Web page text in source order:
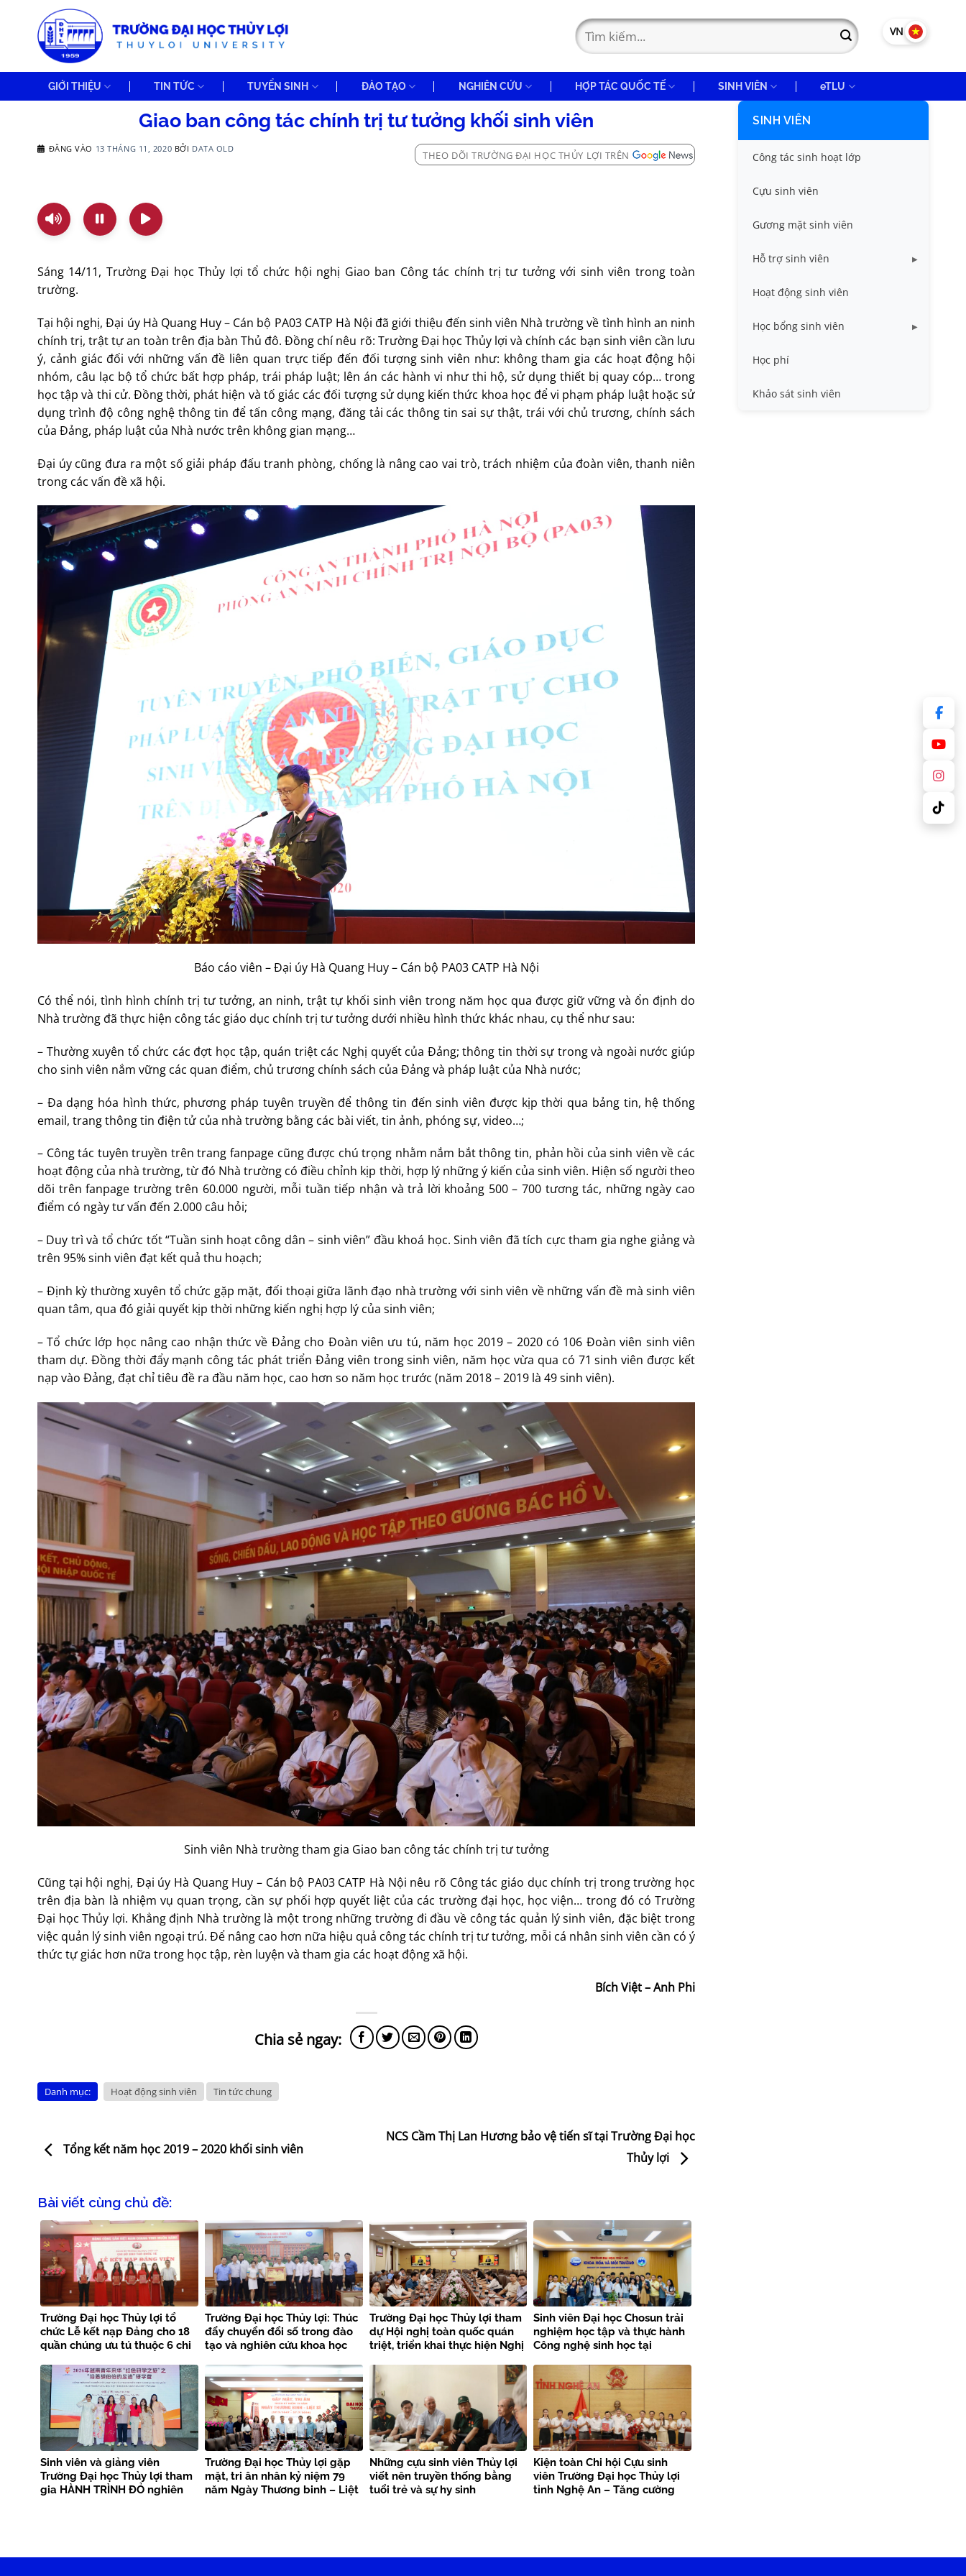
VN EN
GIỚI THIỆU TIN TỨC TUYỂN SINH ĐÀO TẠO NGHIÊN CỨU HỢP TÁC QUỐC TẾ SINH VIÊN eTLU
Giao ban công tác chính trị tư tưởng khối sinh viên
ĐĂNG VÀO 13 THÁNG 11, 2020 BỞI DATA OLD
THEO DÕI TRƯỜNG ĐẠI HỌC THỦY LỢI TRÊN
Sáng 14/11, Trường Đại học Thủy lợi tổ chức hội nghị Giao ban Công tác chính trị tư tưởng với sinh viên trong toàn
trường.
Tại hội nghị, Đại úy Hà Quang Huy – Cán bộ PA03 CATP Hà Nội đã giới thiệu đến sinh viên Nhà trường về tình hình an ninh
chính trị, trật tự an toàn trên địa bàn Thủ đô. Đồng chí nêu rõ: Trường Đại học Thủy lợi và chính các bạn sinh viên cần lưu
ý, cảnh giác đối với những vấn đề liên quan trực tiếp đến đối tượng sinh viên như: không tham gia các hoạt động hội
nhóm, câu lạc bộ tổ chức bất hợp pháp, trái pháp luật; lên án các hành vi như thi hộ, sử dụng thiết bị quay cóp… trong
học tập và thi cử. Đồng thời, phát hiện và tố giác các đối tượng sử dụng kiến thức khoa học để vi phạm pháp luật hoặc sử
dụng trình độ công nghệ thông tin để tấn công mạng, đăng tải các thông tin sai sự thật, trái với chủ trương, chính sách
của Đảng, pháp luật của Nhà nước trên không gian mạng…
Đại úy cũng đưa ra một số giải pháp đấu tranh phòng, chống là nâng cao vai trò, trách nhiệm của đoàn viên, thanh niên
trong các vấn đề xã hội.
Báo cáo viên – Đại úy Hà Quang Huy – Cán bộ PA03 CATP Hà Nội
Có thể nói, tình hình chính trị tư tưởng, an ninh, trật tự khối sinh viên trong năm học qua được giữ vững và ổn định do
Nhà trường đã thực hiện công tác giáo dục chính trị tư tưởng dưới nhiều hình thức khác nhau, cụ thể như sau:
– Thường xuyên tổ chức các đợt học tập, quán triệt các Nghị quyết của Đảng; thông tin thời sự trong và ngoài nước giúp
cho sinh viên nắm vững các quan điểm, chủ trương chính sách của Đảng và pháp luật của Nhà nước;
– Đa dạng hóa hình thức, phương pháp tuyên truyền để thông tin đến sinh viên được kịp thời qua bảng tin, hệ thống
email, trang thông tin điện tử của nhà trường bằng các bài viết, tin ảnh, phóng sự, video…;
– Công tác tuyên truyền trên trang fanpage cũng được chú trọng nhằm nắm bắt thông tin, phản hồi của sinh viên về các
hoạt động của nhà trường, từ đó Nhà trường có điều chỉnh kịp thời, hợp lý những ý kiến của sinh viên. Hiện số người theo
dõi trên fanpage trường trên 60.000 người, mỗi tuần tiếp nhận và trả lời khoảng 500 – 700 tương tác, những ngày cao
điểm có ngày tư vấn đến 2.000 câu hỏi;
– Duy trì và tổ chức tốt “Tuần sinh hoạt công dân – sinh viên” đầu khoá học. Sinh viên đã tích cực tham gia nghe giảng và
trên 95% sinh viên đạt kết quả thu hoạch;
– Định kỳ thường xuyên tổ chức gặp mặt, đối thoại giữa lãnh đạo nhà trường với sinh viên về những vấn đề mà sinh viên
quan tâm, qua đó giải quyết kịp thời những kiến nghị hợp lý của sinh viên;
– Tổ chức lớp học nâng cao nhận thức về Đảng cho Đoàn viên ưu tú, năm học 2019 – 2020 có 106 Đoàn viên sinh viên
tham dự. Đồng thời đẩy mạnh công tác phát triển Đảng viên trong sinh viên, năm học vừa qua có 71 sinh viên được kết
nạp vào Đảng, đạt chỉ tiêu đề ra đầu năm học, cao hơn so năm học trước (năm 2018 – 2019 là 49 sinh viên).
Sinh viên Nhà trường tham gia Giao ban công tác chính trị tư tưởng
Cũng tại hội nghị, Đại úy Hà Quang Huy – Cán bộ PA03 CATP Hà Nội nêu rõ Công tác giáo dục chính trị trong trường học
trên địa bàn là nhiệm vụ quan trọng, cần sự phối hợp quyết liệt của các trường đại học, học viện… trong đó có Trường
Đại học Thủy lợi. Khẳng định Nhà trường là một trong những trường đi đầu về công tác quản lý sinh viên, đặc biệt trong
việc quản lý sinh viên ngoại trú. Để nâng cao hơn nữa hiệu quả công tác chính trị tư tưởng, mỗi cá nhân sinh viên cần có ý
thức tự giác hơn nữa trong học tập, rèn luyện và tham gia các hoạt động xã hội.
Bích Việt – Anh Phi
Danh mục: Hoạt động sinh viên Tin tức chung
Tổng kết năm học 2019 – 2020 khối sinh viên
NCS Cầm Thị Lan Hương bảo vệ tiến sĩ tại Trường Đại học
Thủy lợi
Bài viết cùng chủ đề:
Trường Đại học Thủy lợi tổ
chức Lễ kết nạp Đảng cho 18
quần chúng ưu tú thuộc 6 chi
Trường Đại học Thủy lợi: Thúc
đẩy chuyển đổi số trong đào
tạo và nghiên cứu khoa học
Trường Đại học Thủy lợi tham
dự Hội nghị toàn quốc quán
triệt, triển khai thực hiện Nghị
khóa XIV
Sinh viên Đại học Chosun trải
nghiệm học tập và thực hành
Công nghệ sinh học tại
Sinh viên và giảng viên
Trường Đại học Thủy lợi tham
gia HÀNH TRÌNH ĐỎ nghiên
2026
Trường Đại học Thủy lợi gặp
mặt, tri ân nhân kỷ niệm 79
năm Ngày Thương binh – Liệt
Những cựu sinh viên Thủy lợi
viết nên truyền thống bằng
tuổi trẻ và sự hy sinh
Kiện toàn Chi hội Cựu sinh
viên Trường Đại học Thủy lợi
tỉnh Nghệ An – Tăng cường
SINH VIÊN
Công tác sinh hoạt lớp
Cựu sinh viên
Gương mặt sinh viên
Hỗ trợ sinh viên
Miễn giảm học phí
Nhà ở
Hoạt động sinh viên
Học bổng sinh viên
HB khuyến khích học tập
HB Lê Văn Kiểm và gia đình
Học phí
Khảo sát sinh viên